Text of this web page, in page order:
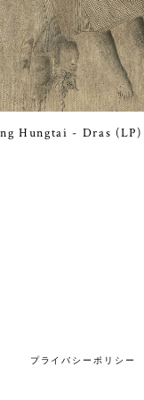
Hungtai - Dras
プライバシーポリシー